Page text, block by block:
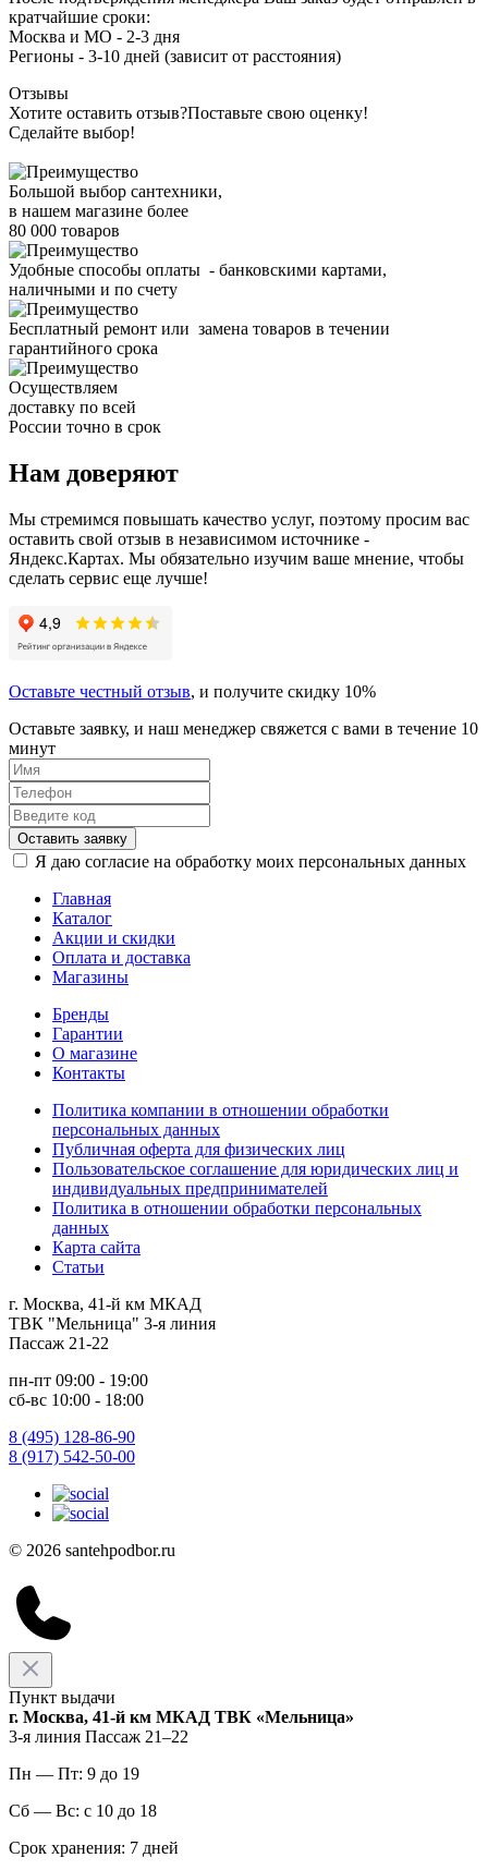
кратчайшие сроки:
Москва и МО - 2-3 дня
Регионы - 3-10 дней (зависит от расстояния)
Отзывы
Хотите оставить отзыв?Поставьте свою оценку!
Сделайте выбор!
Большой выбор сантехники,
в нашем магазине более
80 000 товаров
Удобные способы оплаты - банковскими картами,
наличными и по счету
Бесплатный ремонт или замена товаров в течении
гарантийного срока
Осуществляем
доставку по всей
России точно в срок
Нам доверяют
Мы стремимся повышать качество услуг, поэтому просим вас
оставить свой отзыв в независимом источнике -
Яндекс.Картах. Мы обязательно изучим ваше мнение, чтобы
сделать сервис еще лучше!
Оставьте честный отзыв, и получите скидку 10%
Оставьте заявку, и наш менеджер свяжется с вами в течение 10
минут
Оставить заявку
Я даю согласие на обработку моих персональных данных
Главная
Каталог
Акции и скидки
Оплата и доставка
Магазины
Бренды
Гарантии
О магазине
Контакты
Политика компании в отношении обработки
персональных данных
Публичная оферта для физических лиц
Пользовательское соглашение для юридических лиц и
индивидуальных предпринимателей
Политика в отношении обработки персональных
данных
Карта сайта
Статьи
г. Москва, 41-й км МКАД
ТВК "Мельница" 3-я линия
Пассаж 21-22
пн-пт 09:00 - 19:00
сб-вс 10:00 - 18:00
8 (495) 128-86-90
8 (917) 542-50-00
© 2026 santehpodbor.ru
Пункт выдачи
г. Москва, 41-й км МКАД ТВК «Мельница»
3-я линия Пассаж 21–22
Пн — Пт: 9 до 19
Сб — Вс: с 10 до 18
Срок хранения: 7 дней